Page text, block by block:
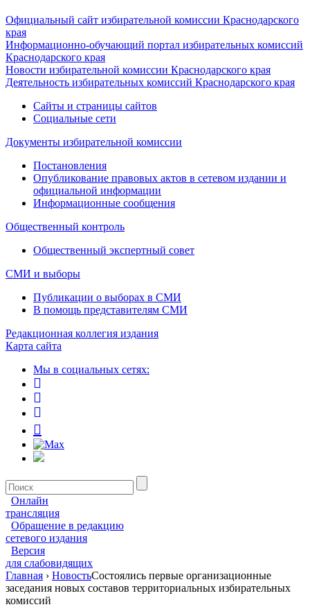
Официальный сайт избирательной комиссии Краснодарского
края
Информационно-обучающий портал избирательных комиссий
Краснодарского края
Новости избирательной комиссии Краснодарского края
Деятельность избирательных комиссий Краснодарского края
Сайты и страницы сайтов
Социальные сети
Документы избирательной комиссии
Постановления
Опубликование правовых актов в сетевом издании и
официальной информации
Информационные сообщения
Общественный контроль
Общественный экспертный совет
СМИ и выборы
Публикации о выборах в СМИ
В помощь представителям СМИ
Редакционная коллегия издания
Карта сайта
Мы в социальных сетях:
Онлайн
трансляция
Обращение в редакцию
сетевого издания
Версия
для слабовидящих
Главная › НовостьСостоялись первые организационные
заседания новых составов территориальных избирательных
комиссий